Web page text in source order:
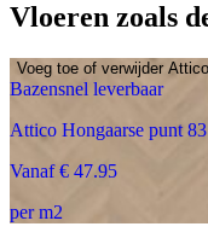
Vloeren zoals
Voeg toe of verwijder
Bazensnel leverbaar
Attico Hongaarse punt 83
Vanaf € 47.95
per m2